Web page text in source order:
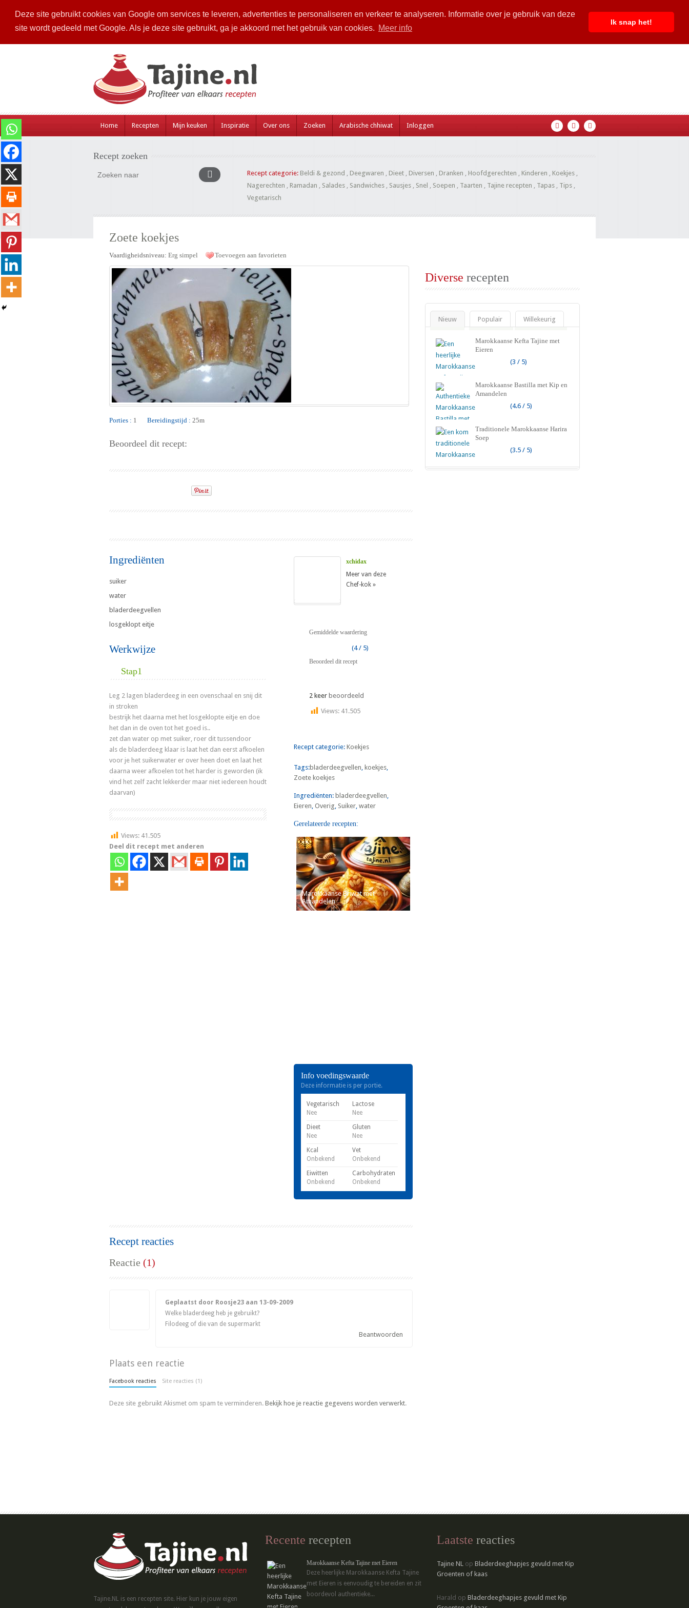
Deze site gebruikt cookies van Google om services te leveren, advertenties te personaliseren en verkeer te analyseren. Informatie over je gebruik van deze
site wordt gedeeld met Google. Als je deze site gebruikt, ga je akkoord met het gebruik van cookies. Meer info
Ik snap het!
Home Recepten Mijn keuken Inspiratie Over ons Zoeken Arabische chhiwat Inloggen
Recept zoeken
Recept categorie: Beldi & gezond , Deegwaren , Dieet , Diversen , Dranken , Hoofdgerechten , Kinderen , Koekjes ,
Nagerechten , Ramadan , Salades , Sandwiches , Sausjes , Snel , Soepen , Taarten , Tajine recepten , Tapas , Tips ,
Vegetarisch
Zoete koekjes
Vaardigheidsniveau: Erg simpel Toevoegen aan favorieten
Porties : 1 Bereidingstijd : 25m
Beoordeel dit recept:
Ingrediënten
suiker
water
bladerdeegvellen
losgeklopt eitje
Werkwijze
Stap1
Leg 2 lagen bladerdeeg in een ovenschaal en snij dit
in stroken
bestrijk het daarna met het losgeklopte eitje en doe
het dan in de oven tot het goed is..
zet dan water op met suiker, roer dit tussendoor
als de bladerdeeg klaar is laat het dan eerst afkoelen
voor je het suikerwater er over heen doet en laat het
daarna weer afkoelen tot het harder is geworden (ik
vind het zelf zacht lekkerder maar niet iedereen houdt
daarvan)
Views: 41.505
Deel dit recept met anderen
xchidax
Meer van deze
Chef-kok »
Gemiddelde waardering
(4 / 5)
Beoordeel dit recept
2 keer beoordeeld
Views: 41.505
Recept categorie: Koekjes
Tags:bladerdeegvellen, koekjes,
Zoete koekjes
Ingrediënten: bladerdeegvellen,
Eieren, Overig, Suiker, water
Gerelateerde recepten:
Marokkaanse Briwat met
Amandelen
Info voedingswaarde
Deze informatie is per portie.
Vegetarisch
Nee
Lactose
Nee
Dieet
Nee
Gluten
Nee
Kcal
Onbekend
Vet
Onbekend
Eiwitten
Onbekend
Carbohydraten
Onbekend
Recept reacties
Reactie (1)
Geplaatst door Roosje23 aan 13-09-2009
Welke bladerdeeg heb je gebruikt?
Filodeeg of die van de supermarkt
Beantwoorden
Plaats een reactie
Facebook reacties Site reacties (1)
Deze site gebruikt Akismet om spam te verminderen. Bekijk hoe je reactie gegevens worden verwerkt.
Diverse recepten
Nieuw Populair Willekeurig
Marokkaanse Kefta Tajine met
Eieren
(3 / 5)
Marokkaanse Bastilla met Kip en
Amandelen
(4.6 / 5)
Traditionele Marokkaanse Harira
Soep
(3.5 / 5)
Tajine.NL is een recepten site. Hier kun je jouw eigen
Recente recepten
Marokkaanse Kefta Tajine met Eieren
Deze heerlijke Marokkaanse Kefta Tajine
met Eieren is eenvoudig te bereiden en zit
boordevol authentieke...
Laatste reacties
Tajine NL op Bladerdeeghapjes gevuld met Kip
Groenten of kaas
Harald op Bladerdeeghapjes gevuld met Kip